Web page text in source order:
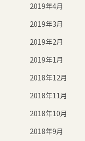
2019年4月
2019年3月
2019年2月
2019年1月
2018年12月
2018年11月
2018年10月
2018年9月